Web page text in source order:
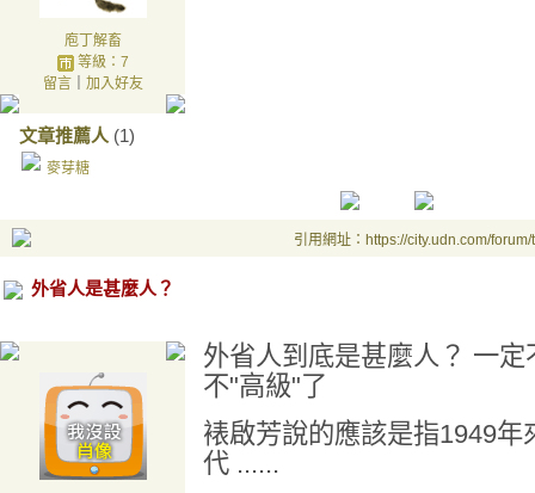
庖丁解畜
等級：7
留言｜ 加入好友
文章推薦人 (1)
麥芽糖
引用網址：https://city.udn.com/
外省人是甚麼人？
外省人到底是甚麼人？ 一
不"高級"了
裱啟芳說的應該是指1949
代 ......